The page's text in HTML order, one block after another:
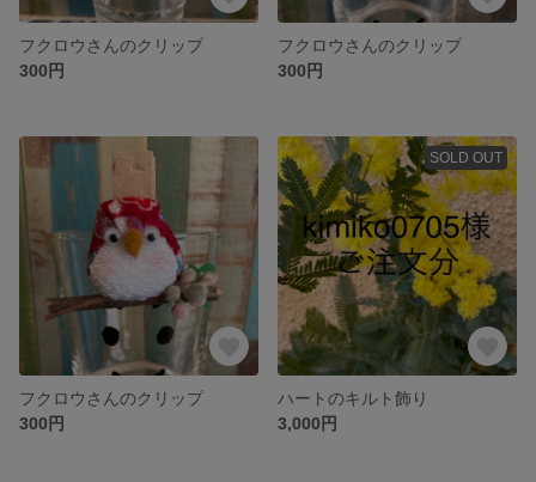
フクロウさんのクリップ
300円
フクロウさんのクリップ
300円
フクロウさんのクリップ
300円
SOLD OUT
ハートのキルト飾り
3,000円